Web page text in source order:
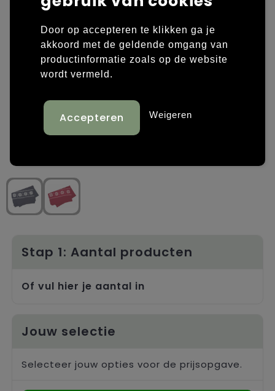
Laptop hoezen en tassen
Overige tassen
Papieren tassen
Promotietassen
Reistassen
Rugzakken
Schoudertassen
Tassen voor sport
Trolleys
Overige kleding
Polo's
Sweaters bedrukken
T-shirts bedrukken
Vesten bedrukken
Schoenen bedrukken
Stap 1: Aantal producten
Of vul hier je aantal in
Jouw selectie
Selecteer jouw opties voor de prijsopgave.
Door op accepteren te klikken ga je
akkoord met de geldende omgang van
productinformatie zoals op de website
wordt vermeld.
Weigeren